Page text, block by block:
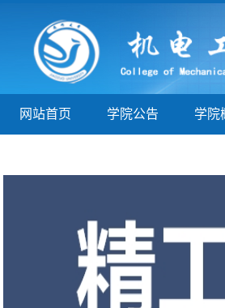
网站首页 学院公告 学院